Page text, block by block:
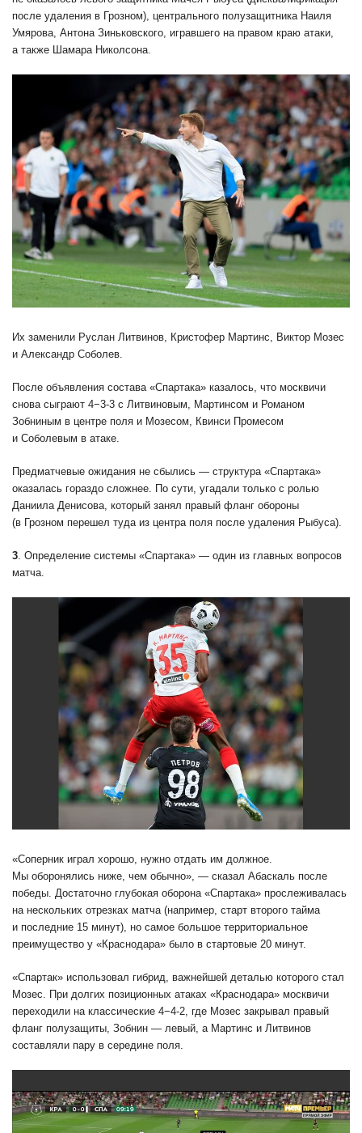
после удаления в Грозном), центрального полузащитника Наиля
Умярова, Антона Зиньковского, игравшего на правом краю атаки,
а также Шамара Николсона.
Их заменили Руслан Литвинов, Кристофер Мартинс, Виктор Мозес
и Александр Соболев.
После объявления состава «Спартака» казалось, что москвичи
снова сыграют 4−3-3 с Литвиновым, Мартинсом и Романом
Зобниным в центре поля и Мозесом, Квинси Промесом
и Соболевым в атаке.
Предматчевые ожидания не сбылись — структура «Спартака»
оказалась гораздо сложнее. По сути, угадали только с ролью
Даниила Денисова, который занял правый фланг обороны
(в Грозном перешел туда из центра поля после удаления Рыбуса).
3 . Определение системы «Спартака» — один из главных вопросов
матча.
«Соперник играл хорошо, нужно отдать им должное.
Мы оборонялись ниже, чем обычно», — сказал Абаскаль после
победы. Достаточно глубокая оборона «Спартака» прослеживалась
на нескольких отрезках матча (например, старт второго тайма
и последние 15 минут), но самое большое территориальное
преимущество у «Краснодара» было в стартовые 20 минут.
«Спартак» использовал гибрид, важнейшей деталью которого стал
Мозес. При долгих позиционных атаках «Краснодара» москвичи
переходили на классические 4−4-2, где Мозес закрывал правый
фланг полузащиты, Зобнин — левый, а Мартинс и Литвинов
составляли пару в середине поля.